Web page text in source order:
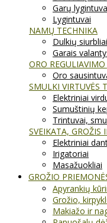
Garų
Lygintuvai
NAMŲ TECHNIKA
Dulkių siurbliai
Garais
ORO
Oro
SMULKI VIRTUVĖS
Elektriniai
Sumuštinių
Trintuvai,
SVEIKATA, GROŽIS
Elektriniai
Irigatoriai
Masažuokliai
GROŽIO
Apyrankių
Grožio,
Makiažo ir